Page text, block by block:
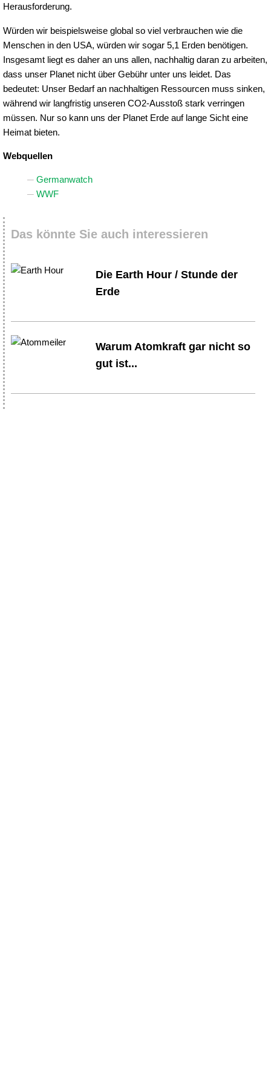
Herausforderung.
Würden wir beispielsweise global so viel verbrauchen wie die
Menschen in den USA, würden wir sogar 5,1 Erden benötigen.
Insgesamt liegt es daher an uns allen, nachhaltig daran zu arbeiten,
dass unser Planet nicht über Gebühr unter uns leidet. Das
bedeutet: Unser Bedarf an nachhaltigen Ressourcen muss sinken,
während wir langfristig unseren CO2-Ausstoß stark verringen
müssen. Nur so kann uns der Planet Erde auf lange Sicht eine
Heimat bieten.
Webquellen
Germanwatch
WWF
Das könnte Sie auch interessieren
Die Earth Hour / Stunde der
Erde
Warum Atomkraft gar nicht so
gut ist...